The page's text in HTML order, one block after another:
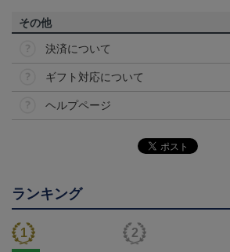
その他
決済について
ギフト対応について
ヘルプページ
ランキング